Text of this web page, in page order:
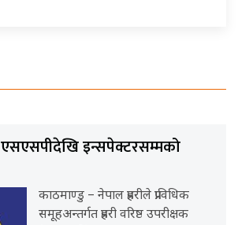
एसएसपीदेखि इन्सपेक्टरसम्मको
काठमाण्डु – नेपाल प्रहरीले प्राविधिक
समूहअन्तर्गत प्रहरी वरिष्ठ उपरीक्षक